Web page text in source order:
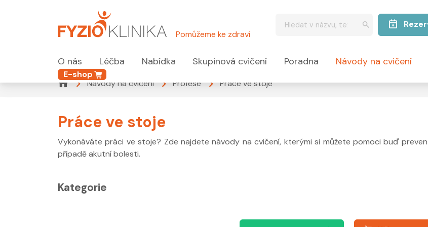
Pomůžeme ke zdraví
O nás Léčba Nabídka Skupinová cvičení Poradna Návody na cvičení
E-shop
Návody na cvičení
Profese Práce ve stoje
Práce ve stoje
Vykonáváte práci ve stoje? Zde najdete návody na cvičení, kterými si můžete pomoci buď
případě akutní bolesti.
Kategorie